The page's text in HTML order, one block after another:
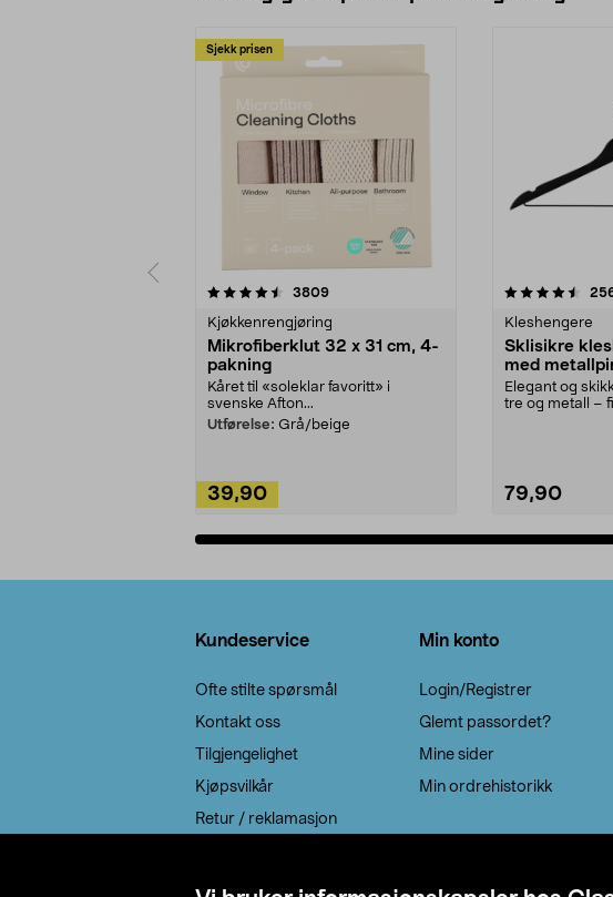
Sjekk prisen
3809anmeldelser
Kjøkkenrengjøring
Mikrofiberklut 32 x 31 cm, 4-
pakning
Kåret til «soleklar favoritt» i
svenske Afton...
Utførelse: Grå/beige
39,90
4.5av 5 stjerner
Kleshengere
Sklisikre
med
Elegant og
tre og metall –
79,90
Kundeservice
Ofte stilte spørsmål
Kontakt oss
Tilgjengelighet
Kjøpsvilkår
Retur / reklamasjon
Min konto
Login/Registrer
Glemt passordet?
Mine sider
Min ordrehistorikk